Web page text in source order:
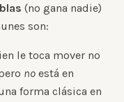
(no gana nadie)
son:
le toca mover no
no está en
forma clásica en